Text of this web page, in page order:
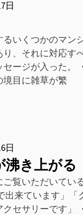
日
るいくつかのマン
、それに対応す
ージが入った。
目に雑草が繁
日
沸き上がる
ご覧いただいてい
出来ています」
セサリーです」